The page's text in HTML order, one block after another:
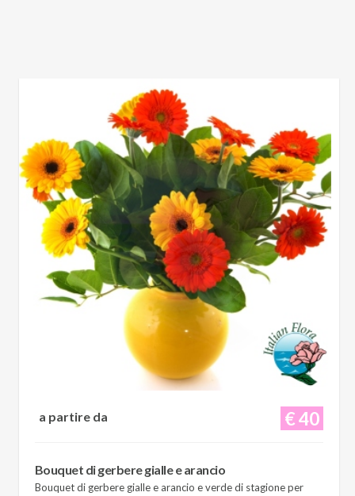
€ 40
a partire da
Bouquet di gerbere gialle e arancio
Bouquet di gerbere gialle e arancio e verde di stagione per